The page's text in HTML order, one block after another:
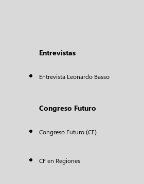
Entrevistas
Entrevista Leonardo Basso
Congreso Futuro
Congreso Futuro (CF)
CF en Regiones